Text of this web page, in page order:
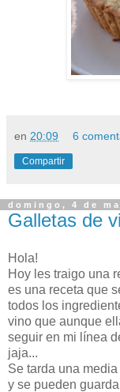
en 20:09 6
Compartir
domingo, 4 de
Galletas de
Hola!
Hoy les traigo una
es una receta que
todos los
vino que aunque
seguir en mi línea
jaja...
Se tarda una
y se pueden